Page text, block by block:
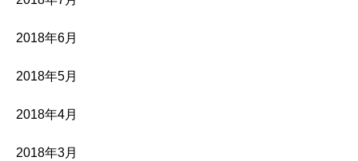
2018年6月
2018年5月
2018年4月
2018年3月